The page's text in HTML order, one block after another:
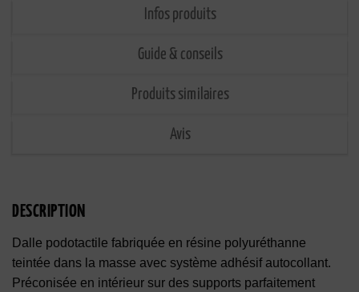
Infos produits
Guide & conseils
Produits similaires
Avis
DESCRIPTION
Dalle podotactile fabriquée en résine polyuréthanne
teintée dans la masse avec système adhésif autocollant.
Préconisée en intérieur sur des supports parfaitement